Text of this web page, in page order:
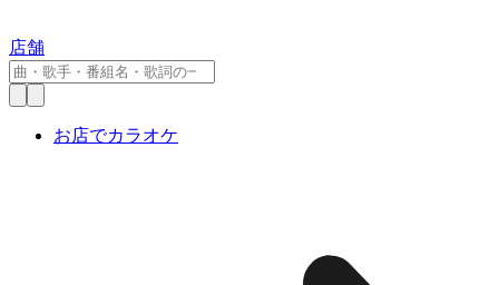
店舗
お店でカラオケ